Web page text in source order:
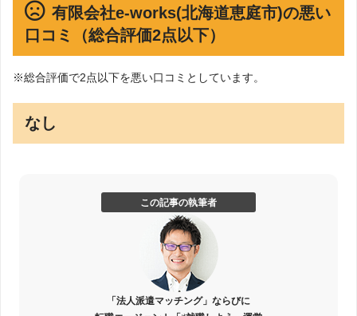
有限会社e-works(北海道恵庭市)の悪い
口コミ（総合評価2点以下）
※総合評価で2点以下を悪い口コミとしています。
なし
この記事の執筆者
「法人派遣マッチング」ならびに